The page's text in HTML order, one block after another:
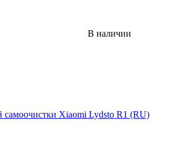
В наличии
самоочистки Xiaomi Lydsto R1 (RU)